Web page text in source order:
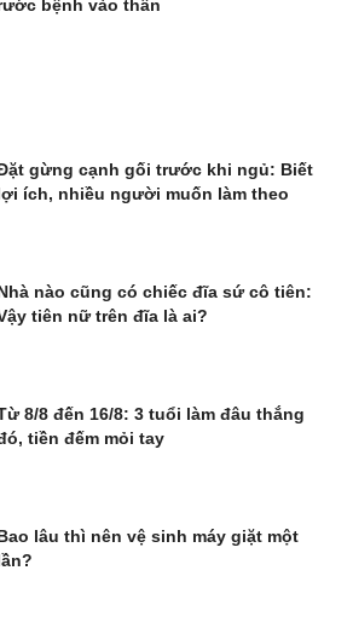
bệnh vào thân
gừng cạnh gối trước khi ngủ: Biết
ích, nhiều người muốn làm theo
nào cũng có chiếc đĩa sứ cô tiên:
tiên nữ trên đĩa là ai?
8/8 đến 16/8: 3 tuổi làm đâu thắng
tiền đếm mỏi tay
lâu thì nên vệ sinh máy giặt một